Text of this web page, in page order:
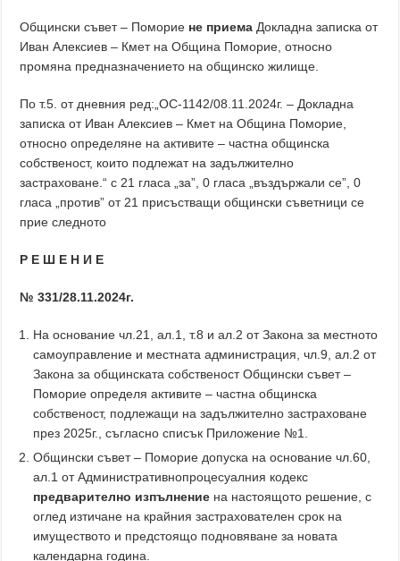
Общински съвет – Поморие не приема Докладна записка от
Иван Алексиев – Кмет на Община Поморие, относно
промяна предназначението на общинско жилище.
По т.5. от дневния ред:„ОС-1142/08.11.2024г. – Докладна
записка от Иван Алексиев – Кмет на Община Поморие,
относно определяне на активите – частна общинска
собственост, които подлежат на задължително
застраховане.“ с 21 гласа „за”, 0 гласа „въздържали се”, 0
гласа „против” от 21 присъстващи общински съветници се
прие следното
Р Е Ш Е Н И Е
№ 331/28.11.2024г.
На основание чл.21, ал.1, т.8 и ал.2 от Закона за местното
самоуправление и местната администрация, чл.9, ал.2 от
Закона за общинската собственост Общински съвет –
Поморие определя активите – частна общинска
собственост, подлежащи на задължително застраховане
през 2025г., съгласно списък Приложение №1.
Общински съвет – Поморие допуска на основание чл.60,
ал.1 от Административнопроцесуалния кодекс
предварително изпълнение на настоящото решение, с
оглед изтичане на крайния застрахователен срок на
имуществото и предстоящо подновяване за новата
календарна година.